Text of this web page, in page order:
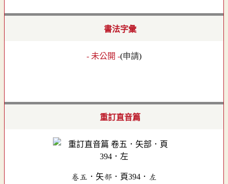
書法字彙
- 未公開 -(申請)
重訂直音篇
卷五．矢部．頁394．左